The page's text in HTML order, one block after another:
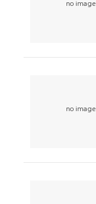
no image
no image